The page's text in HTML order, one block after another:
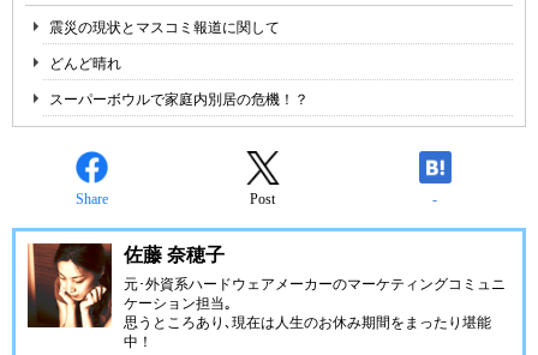
震災の現状とマスコミ報道に関して
どんど晴れ
スーパーボウルで家庭内別居の危機！？
Share Post -
佐藤 奈穂子
元･外資系ハードウェアメーカーのマーケティングコミュニ
ケーション担当｡
思うところあり､現在は人生のお休み期間をまったり堪能
中！